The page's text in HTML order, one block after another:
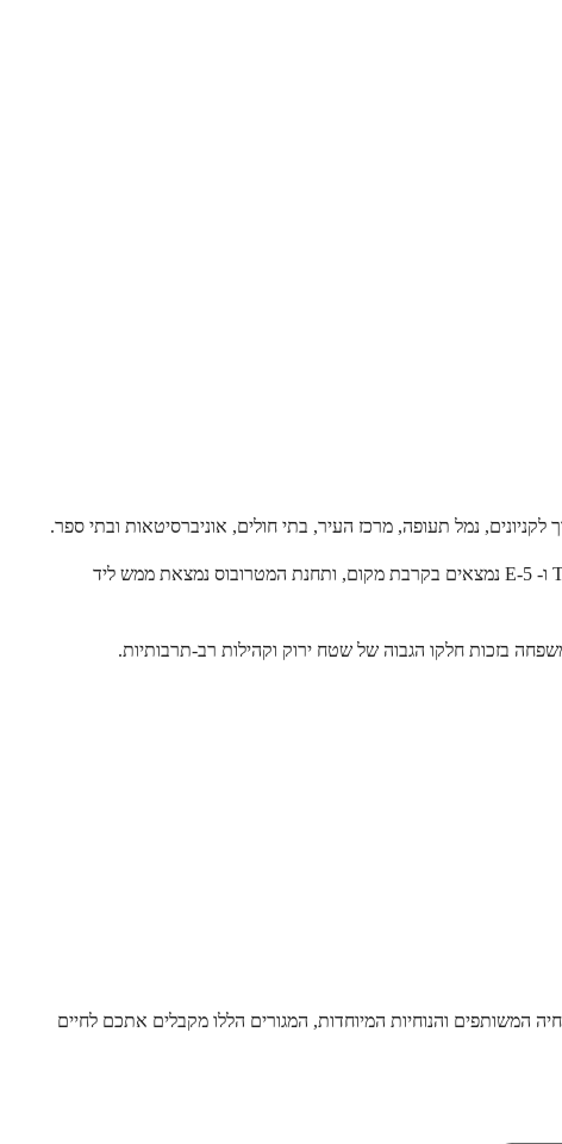
נמל תעופה, מרכז העיר, בתי חולים, אוניברסיטאות ובתי ספר.
אזור זה חווה צמיחה משמעותית ומפיק תועלת מקישורי תחבורה טובים לעיר המפורסמת של איסטנבול, כולל המטרו ואוטובוס המטרו. מרכזי TEM ו- E-5 נמצאים בקרבת מקום, ותחנת המטרובוס נמצאת ממש ליד
בזכות חלקו הגבוה של שטח ירוק וקהילות רב-תרבותיות.
המשותפים והנוחיות המיוחדות, המגורים הללו מקבלים אתכם לחיים